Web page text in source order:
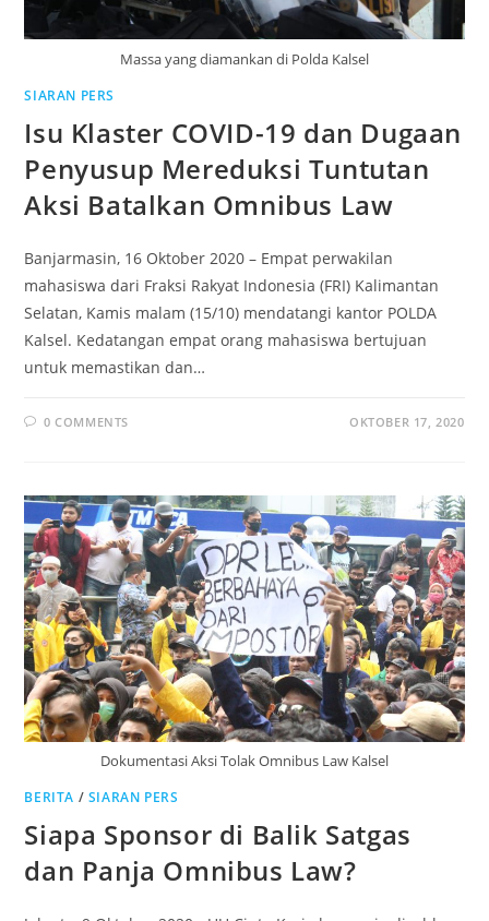
Massa yang diamankan di Polda Kalsel
SIARAN PERS
Isu Klaster COVID-19 dan Dugaan
Penyusup Mereduksi Tuntutan
Aksi Batalkan Omnibus Law
Banjarmasin, 16 Oktober 2020 – Empat perwakilan
mahasiswa dari Fraksi Rakyat Indonesia (FRI) Kalimantan
Selatan, Kamis malam (15/10) mendatangi kantor POLDA
Kalsel. Kedatangan empat orang mahasiswa bertujuan
untuk memastikan dan…
0 COMMENTS OKTOBER 17, 2020
Dokumentasi Aksi Tolak Omnibus Law Kalsel
BERITA / SIARAN PERS
Siapa Sponsor di Balik Satgas
dan Panja Omnibus Law?